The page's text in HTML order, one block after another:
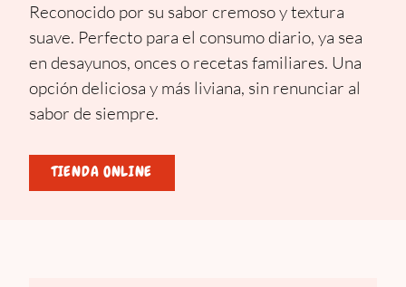
Reconocido por su sabor cremoso y textura
suave. Perfecto para el consumo diario, ya sea
en desayunos, onces o recetas familiares. Una
opción deliciosa y más liviana, sin renunciar al
sabor de siempre.
TIENDA ONLINE